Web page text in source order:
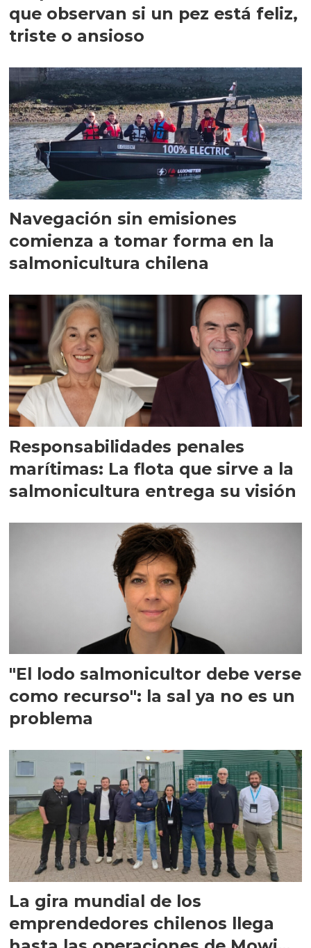
que observan si un pez está feliz,
triste o ansioso
Navegación sin emisiones
comienza a tomar forma en la
salmonicultura chilena
Responsabilidades penales
marítimas: La flota que sirve a la
salmonicultura entrega su visión
"El lodo salmonicultor debe verse
como recurso": la sal ya no es un
problema
La gira mundial de los
emprendedores chilenos llega